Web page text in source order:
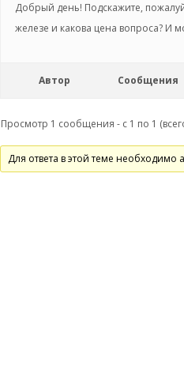
Добрый день! Подскажите,
железе и какова цена вопроса? И
Автор Сообщения
Просмотр 1 сообщения - с 1 по 1
Для ответа в этой теме необходимо